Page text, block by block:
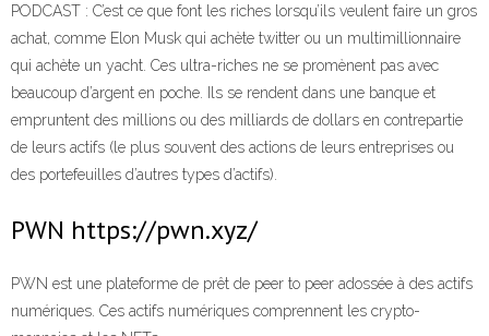
PODCAST : C’est ce que font les riches lorsqu’ils veulent faire un gros
achat, comme Elon Musk qui achète twitter ou un multimillionnaire
qui achète un yacht. Ces ultra-riches ne se promènent pas avec
beaucoup d’argent en poche. Ils se rendent dans une banque et
empruntent des millions ou des milliards de dollars en contrepartie
de leurs actifs (le plus souvent des actions de leurs entreprises ou
des portefeuilles d’autres types d’actifs).
PWN https://pwn.xyz/
PWN est une plateforme de prêt de peer to peer adossée à des actifs
numériques. Ces actifs numériques comprennent les crypto-